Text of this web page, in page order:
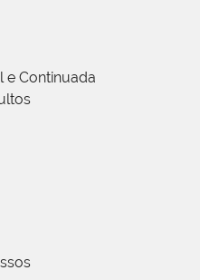
e Continuada